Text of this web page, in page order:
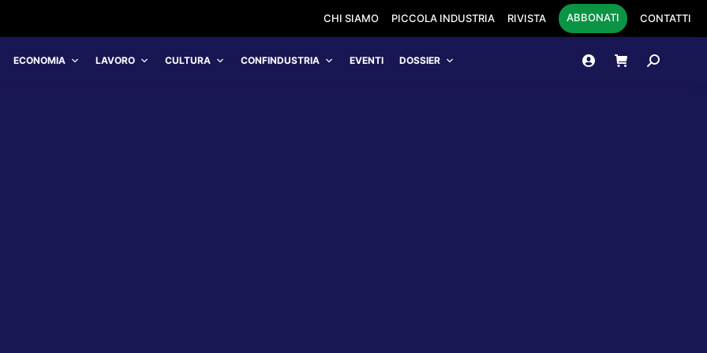
CHI SIAMO PICCOLA INDUSTRIA RIVISTA ABBONATI CONTATTI
ECONOMIA LAVORO CULTURA CONFINDUSTRIA EVENTI DOSSIER Cerca: